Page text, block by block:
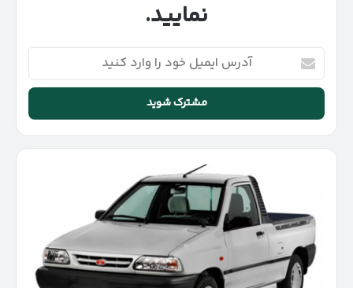
نمایید.
آدرس
ایمیل
خود
وارد
کنید
وانت
۱۵۱
ارتقاء
یافته